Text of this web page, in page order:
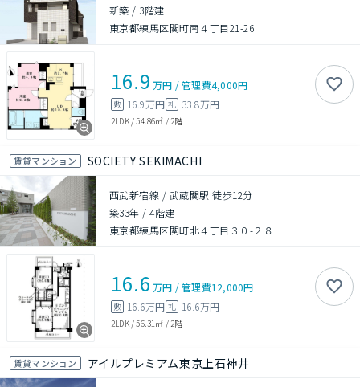
新築 / 3階建
東京都練馬区関町南４丁目21-26
16.9 万円 /管理費4,000円
敷 16.9万円 礼 33.8万円
2LDK/54.86㎡ / 2階
賃貸マンション SOCIETY SEKIMACHI
西武新宿線 / 武蔵関駅 徒歩12分
築33年 /4階建
東京都練馬区関町北４丁目３０-２８
16.6 万円 /管理費12,000円
敷 16.6万円 礼 16.6万円
2LDK/56.31㎡ / 2階
賃貸マンション アイルプレミアム東京上石神井